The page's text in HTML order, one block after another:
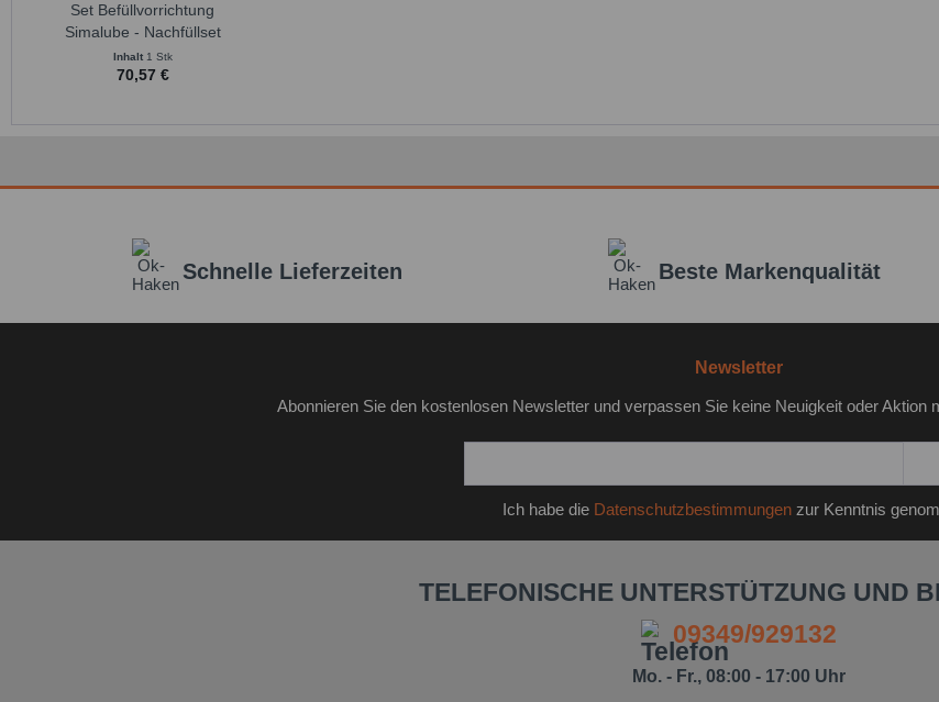
Set Befüllvorrichtung
Simalube - Nachfüllset
Simalube Schmierstoffgeber
Inhalt 1 Stk
70,57 €
Schnelle Lieferzeiten Beste Markenqualität
Newsletter
Abonnieren Sie den kostenlosen Newsletter und verpassen Sie keine Neuigkeit oder Aktion
Ich habe die Datenschutzbestimmungenzur Kenntnis
TELEFONISCHE UNTERSTÜTZUNG UND
09349/929132
Mo. - Fr., 08:00 - 17:00 Uhr